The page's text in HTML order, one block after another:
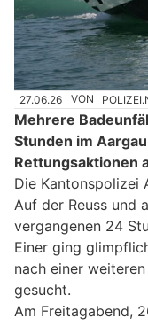
27.06.26 VON
Mehrere
Stunden im
Rettungsaktionen
Die Kantonspolizei
Auf der Reuss und
vergangenen 24
Einer ging
nach einer
gesucht.
Am Freitagabend,